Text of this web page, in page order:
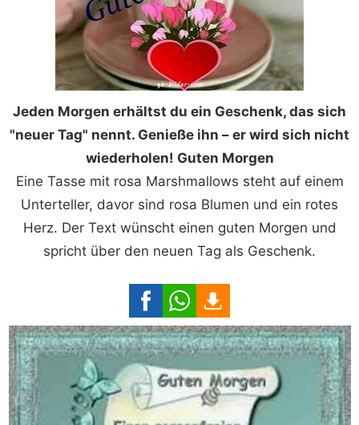
Jeden Morgen erhältst du ein Geschenk, das sich
"neuer Tag" nennt. Genieße ihn – er wird sich nicht
wiederholen! Guten Morgen
Eine Tasse mit rosa Marshmallows steht auf einem
Unterteller, davor sind rosa Blumen und ein rotes
Herz. Der Text wünscht einen guten Morgen und
spricht über den neuen Tag als Geschenk.